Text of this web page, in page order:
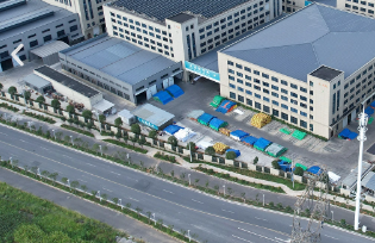
Previous
slide